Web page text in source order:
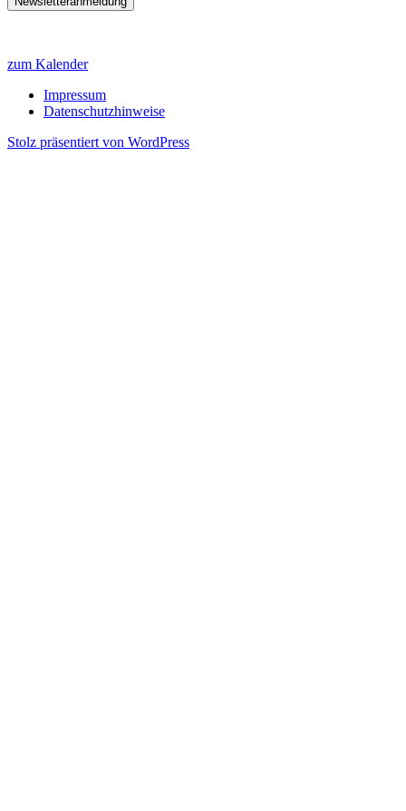
zum Kalender
Impressum
Datenschutzhinweise
Stolz präsentiert von WordPress